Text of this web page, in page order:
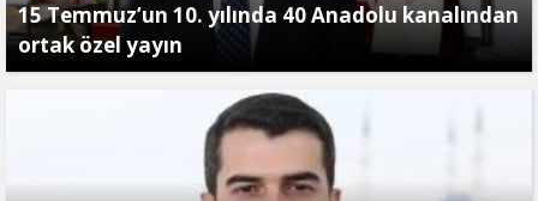
15 Temmuz’un 10. yılında 40 Anadolu kanalından
ortak özel yayın